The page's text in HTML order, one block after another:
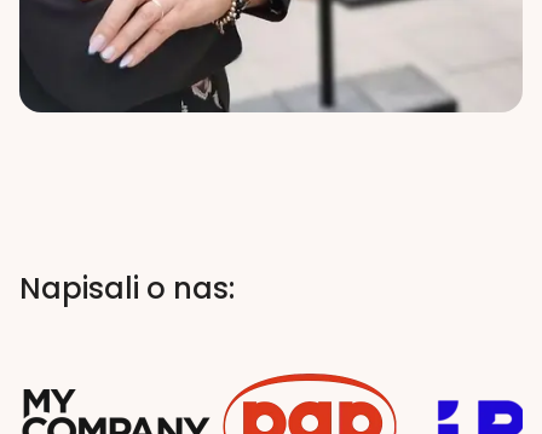
Napisali o nas: